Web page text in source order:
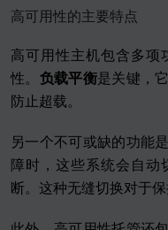
高可用性的主要特点
高可用性主机包含多项
性。 负载平衡是关键，
防止超载。
另一个不可或缺的功能是
障时，这些系统会自动
断。这种无缝切换对于